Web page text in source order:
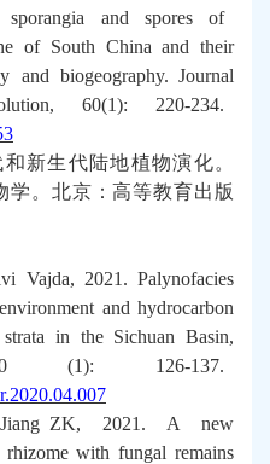
sporangia and spores of
of South China and their
and biogeography.Journal
, 60(1): 220-234.
新生代陆地植物演化。
学。北京：高等教育出版
Vajda, 2021. Palynofacies
and hydrocarbon
in the Sichuan Basin,
126-137.
ZK, 2021. A new
rhizome with fungal remains